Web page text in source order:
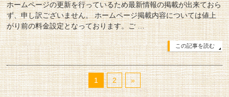
ホームページの更新を行っているため最新情報の掲載が出来ておら
ず、申し訳ございません。 ホームページ掲載内容については値上
がり前の料金設定となっております。ご …
この記事を読む
1 2 »